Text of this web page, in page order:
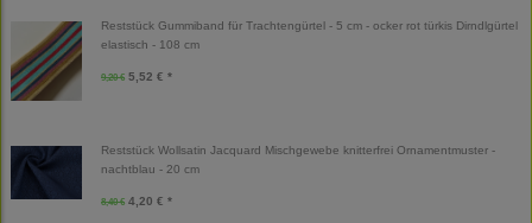
Reststück Gummiband für Trachtengürtel - 5 cm - ocker rot türkis Dirndlgürtel
elastisch - 108 cm
9,20 € 5,52 € *
Reststück Wollsatin Jacquard Mischgewebe knitterfrei Ornamentmuster -
nachtblau - 20 cm
8,40 € 4,20 € *